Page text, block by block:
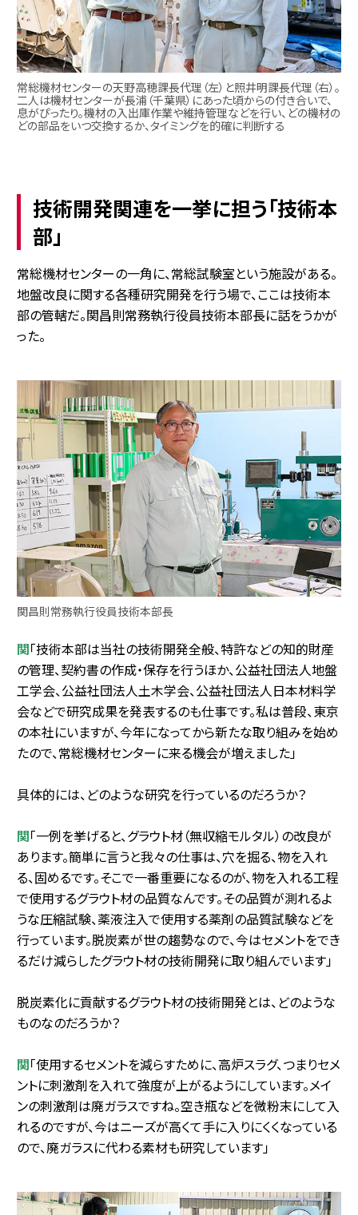
常総機材センターの天野高穂課長代理（左）と照井明課長代理（右）。
二人は機材センターが長浦（千葉県）にあった頃からの付き合いで、
息がぴったり。機材の入出庫作業や維持管理などを行い、どの機材の
どの部品をいつ交換するか、タイミングを的確に判断する
技術開発関連を一挙に担う「技術本
部」
常総機材センターの一角に、常総試験室という施設がある。
地盤改良に関する各種研究開発を行う場で、ここは技術本
部の管轄だ。関昌則常務執行役員技術本部長に話をうかが
った。
関昌則常務執行役員技術本部長
関「技術本部は当社の技術開発全般、特許などの知的財産
の管理、契約書の作成・保存を行うほか、公益社団法人地盤
工学会、公益社団法人土木学会、公益社団法人日本材料学
会などで研究成果を発表するのも仕事です。私は普段、東京
の本社にいますが、今年になってから新たな取り組みを始め
たので、常総機材センターに来る機会が増えました」
具体的には、どのような研究を行っているのだろうか？
関「一例を挙げると、グラウト材（無収縮モルタル）の改良が
あります。簡単に言うと我々の仕事は、穴を掘る、物を入れ
る、固めるです。そこで一番重要になるのが、物を入れる工程
で使用するグラウト材の品質なんです。その品質が測れるよ
うな圧縮試験、薬液注入で使用する薬剤の品質試験などを
行っています。脱炭素が世の趨勢なので、今はセメントをでき
るだけ減らしたグラウト材の技術開発に取り組んでいます」
脱炭素化に貢献するグラウト材の技術開発とは、どのような
ものなのだろうか？
関「使用するセメントを減らすために、高炉スラグ、つまりセメ
ントに刺激剤を入れて強度が上がるようにしています。メイ
ンの刺激剤は廃ガラスですね。空き瓶などを微粉末にして入
れるのですが、今はニーズが高くて手に入りにくくなっている
ので、廃ガラスに代わる素材も研究しています」